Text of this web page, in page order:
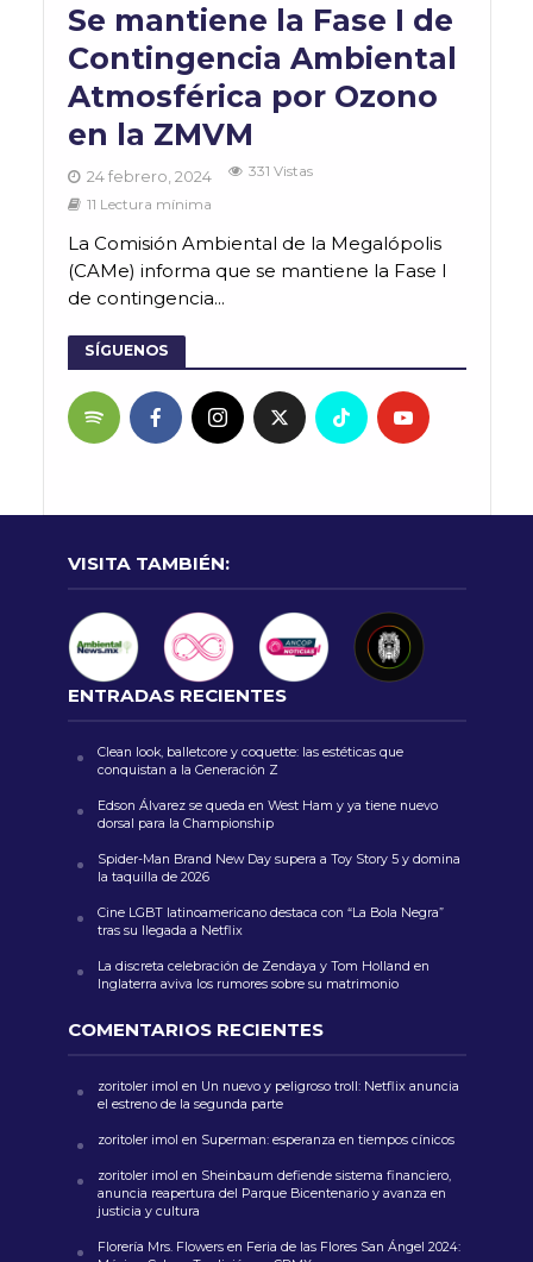
Se mantiene la Fase I de
Contingencia Ambiental
Atmosférica por Ozono
en la ZMVM
24 febrero, 2024
331 Vistas
11 Lectura mínima
La Comisión Ambiental de la Megalópolis
(CAMe) informa que se mantiene la Fase I
de contingencia...
SÍGUENOS
VISITA TAMBIÉN:
ENTRADAS RECIENTES
Clean look, balletcore y coquette: las estéticas que
conquistan a la Generación Z
Edson Álvarez se queda en West Ham y ya tiene nuevo
dorsal para la Championship
Spider-Man Brand New Day supera a Toy Story 5 y domina
la taquilla de 2026
Cine LGBT latinoamericano destaca con “La Bola Negra”
tras su llegada a Netflix
La discreta celebración de Zendaya y Tom Holland en
Inglaterra aviva los rumores sobre su matrimonio
COMENTARIOS RECIENTES
zoritoler imol en Un nuevo y peligroso troll: Netflix anuncia
el estreno de la segunda parte
zoritoler imol en Superman: esperanza en tiempos cínicos
zoritoler imol en Sheinbaum defiende sistema financiero,
anuncia reapertura del Parque Bicentenario y avanza en
justicia y cultura
Florería Mrs. Flowersen Feria de las Flores San Ángel 2024: